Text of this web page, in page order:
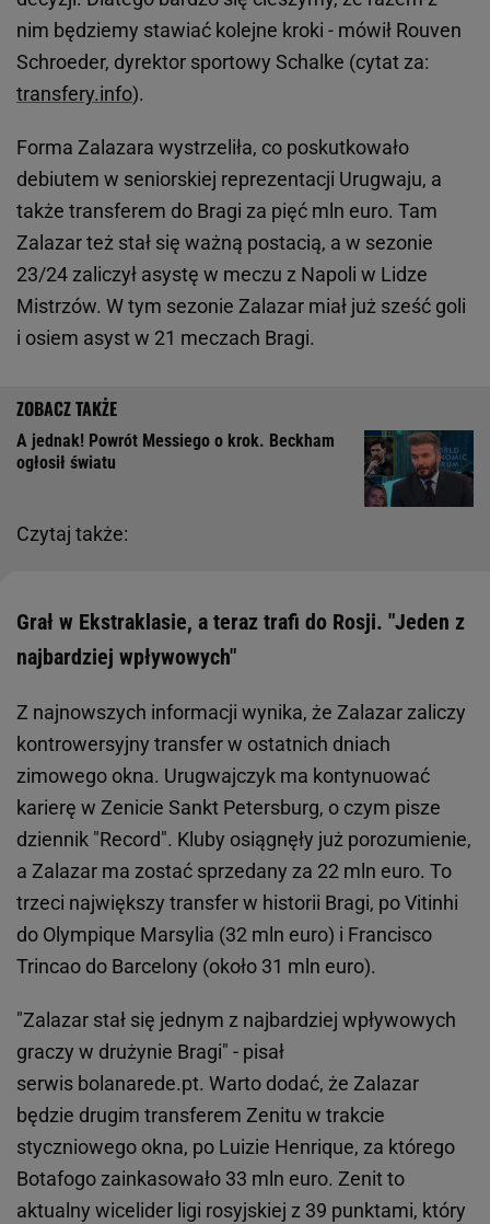
nim będziemy stawiać kolejne kroki - mówił Rouven
Schroeder, dyrektor sportowy Schalke (cytat za:
transfery.info).
Forma Zalazara wystrzeliła, co poskutkowało
debiutem w seniorskiej reprezentacji Urugwaju, a
także transferem do Bragi za pięć mln euro. Tam
Zalazar też stał się ważną postacią, a w sezonie
23/24 zaliczył asystę w meczu z Napoli w Lidze
Mistrzów. W tym sezonie Zalazar miał już sześć goli
i osiem asyst w 21 meczach Bragi.
Czytaj także:
A jednak! Powrót Messiego o krok. Beckham
ogłosił światu
Grał w Ekstraklasie, a teraz trafi do Rosji. "Jeden z
najbardziej wpływowych"
Z najnowszych informacji wynika, że Zalazar zaliczy
kontrowersyjny transfer w ostatnich dniach
zimowego okna. Urugwajczyk ma kontynuować
karierę w Zenicie Sankt Petersburg, o czym pisze
dziennik "Record". Kluby osiągnęły już porozumienie,
a Zalazar ma zostać sprzedany za 22 mln euro. To
trzeci największy transfer w historii Bragi, po Vitinhi
do Olympique Marsylia (32 mln euro) i Francisco
Trincao do Barcelony (około 31 mln euro).
"Zalazar stał się jednym z najbardziej wpływowych
graczy w drużynie Bragi" - pisał
serwis bolanarede.pt. Warto dodać, że Zalazar
będzie drugim transferem Zenitu w trakcie
styczniowego okna, po Luizie Henrique, za którego
Botafogo zainkasowało 33 mln euro. Zenit to
aktualny wicelider ligi rosyjskiej z 39 punktami, który